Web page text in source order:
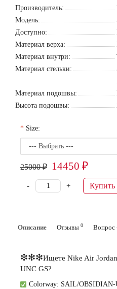
Производитель:
Модель:
Доступно:
Материал верха:
Материал внутри:
Материал стельки:
Материал подошвы:
Высота подошвы:
Size:
25000 ₽ 14450 ₽
+
- Купить
Описание Отзывы 0 Вопрос
❇❇❇Ищете Nike Air
UNC GS?
Colorway: SAIL/